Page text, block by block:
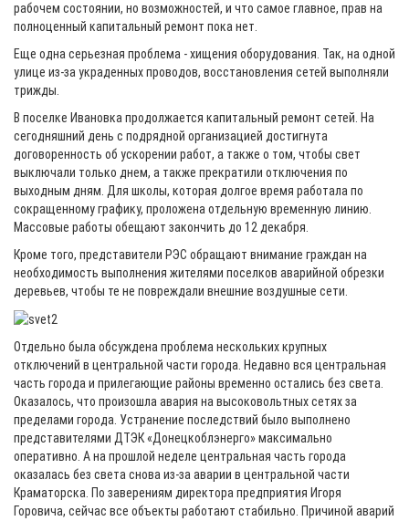
рабочем состоянии, но возможностей, и что самое главное, прав на
полноценный капитальный ремонт пока нет.
Еще одна серьезная проблема - хищения оборудования. Так, на одной
улице из-за украденных проводов, восстановления сетей выполняли
трижды.
В поселке Ивановка продолжается капитальный ремонт сетей. На
сегодняшний день с подрядной организацией достигнута
договоренность об ускорении работ, а также о том, чтобы свет
выключали только днем, а также прекратили отключения по
выходным дням. Для школы, которая долгое время работала по
сокращенному графику, проложена отдельную временную линию.
Массовые работы обещают закончить до 12 декабря.
Кроме того, представители РЭС обращают внимание граждан на
необходимость выполнения жителями поселков аварийной обрезки
деревьев, чтобы те не повреждали внешние воздушные сети.
Отдельно была обсуждена проблема нескольких крупных
отключений в центральной части города. Недавно вся центральная
часть города и прилегающие районы временно остались без света.
Оказалось, что произошла авария на высоковольтных сетях за
пределами города. Устранение последствий было выполнено
представителями ДТЭК «Донецкоблэнерго» максимально
оперативно. А на прошлой неделе центральная часть города
оказалась без света снова из-за аварии в центральной части
Краматорска. По заверениям директора предприятия Игоря
Горовича, сейчас все объекты работают стабильно. Причиной аварий